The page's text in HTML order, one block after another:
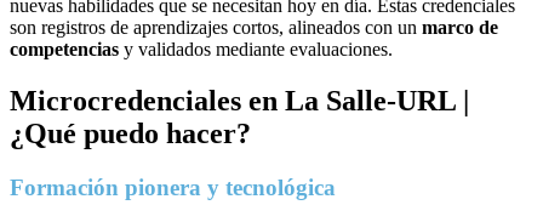
nuevas habilidades que se necesitan hoy en día. Estas credenciales
son registros de aprendizajes cortos, alineados con un marco de
competencias y validados mediante evaluaciones.
Microcredenciales en La Salle-URL |
¿Qué puedo hacer?
Formación pionera y tecnológica